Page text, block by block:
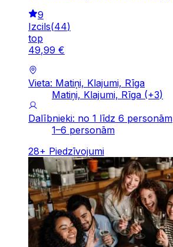
9
Izcils(44)
top
49,99 €
Vieta: Matiņi, Klajumi, Rīga
Matiņi, Klajumi, Rīga (+3)
Dalībnieki: no 1 līdz 6 personām
1–6 personām
28+ Piedzīvojumi